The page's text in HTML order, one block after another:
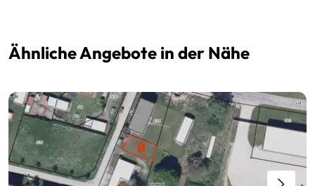
Ähnliche Angebote in der Nähe